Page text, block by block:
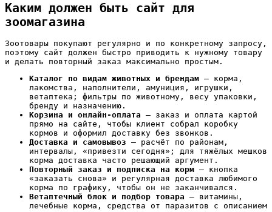
Каким должен быть сайт для
зоомагазина
Зоотовары покупают регулярно и по конкретному запросу,
поэтому сайт должен быстро приводить к нужному товару
и делать повторный заказ максимально простым.
Каталог по видам животных и брендам — корма,
лакомства, наполнители, амуниция, игрушки,
ветаптека; фильтры по животному, весу упаковки,
бренду и назначению.
Корзина и онлайн-оплата — заказ и оплата картой
прямо на сайте, чтобы клиент собрал коробку
кормов и оформил доставку без звонков.
Доставка и самовывоз — расчёт по районам,
интервалы, «привезти сегодня»; для тяжёлых мешков
корма доставка часто решающий аргумент.
Повторный заказ и подписка на корм — кнопка
«заказать снова» и регулярная доставка любимого
корма по графику, чтобы он не заканчивался.
Ветаптечный блок и подбор товара — витамины,
лечебные корма, средства от паразитов с описанием